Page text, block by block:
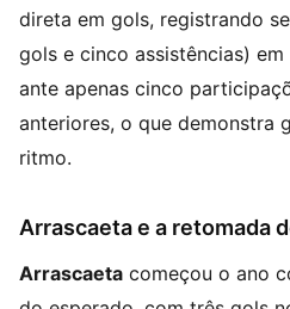
direta em gols, registrando
gols e cinco assistências)
ante apenas cinco
anteriores, o que demonstra
ritmo.
Arrascaeta e a retomada
Arrascaeta começou o ano